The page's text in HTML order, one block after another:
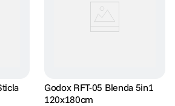
Godox RFT-05 Blenda 5in1
120x180cm